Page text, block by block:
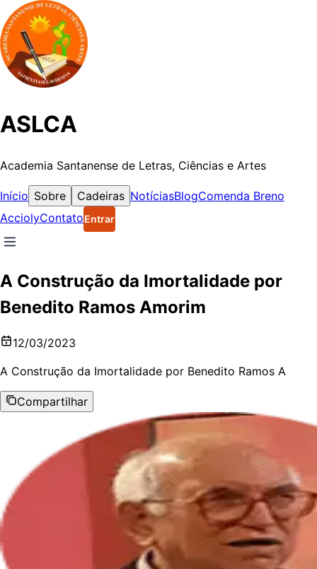
ASLCA
Academia Santanense de Letras, Ciências e Artes
Início Sobre Cadeiras NotíciasBlogComenda Breno
AcciolyContatoEntrar
A Construção da Imortalidade por
Benedito Ramos Amorim
12/03/2023
A Construção da Imortalidade por Benedito Ramos A
Compartilhar